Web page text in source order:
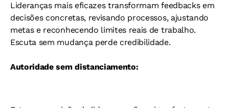
Lideranças mais eficazes transformam feedbacks em
decisões concretas, revisando processos, ajustando
metas e reconhecendo limites reais de trabalho.
Escuta sem mudança perde credibilidade.
Autoridade sem distanciamento: